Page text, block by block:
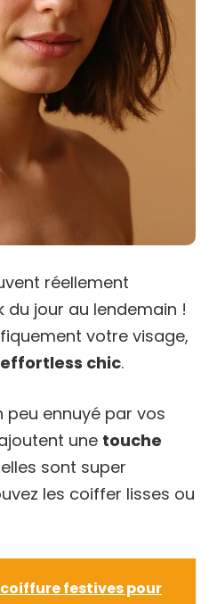
réellement
jour au lendemain !
votre visage,
effortless chic.
peu ennuyé par vos
une touche
elles sont super
les coiffer lisses ou
coiffure festives pour